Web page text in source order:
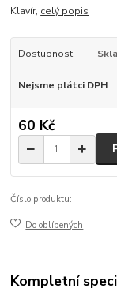
Klavír, celý popis
Dostupnost
Nejsme plátci DPH
60 Kč
Číslo produktu:
Do oblíbených
Kompletní